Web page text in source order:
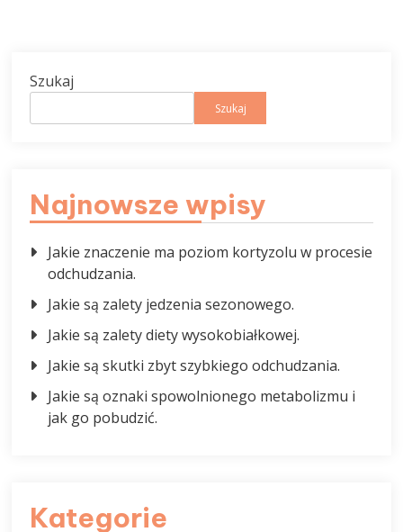
Szukaj
Szukaj
Najnowsze wpisy
Jakie znaczenie ma poziom kortyzolu w procesie
odchudzania.
Jakie są zalety jedzenia sezonowego.
Jakie są zalety diety wysokobiałkowej.
Jakie są skutki zbyt szybkiego odchudzania.
Jakie są oznaki spowolnionego metabolizmu i
jak go pobudzić.
Kategorie